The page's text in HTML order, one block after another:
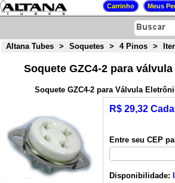
Altana Tubes > Soquetes > 4 Pinos >
Soquete GZC4-2 para válvula
Soquete GZC4-2 para Válvula
R$ 29,32 Cada
Entre seu CEP
Disponibilidade: